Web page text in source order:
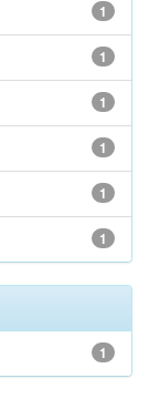
1
1
1
1
1
1
1